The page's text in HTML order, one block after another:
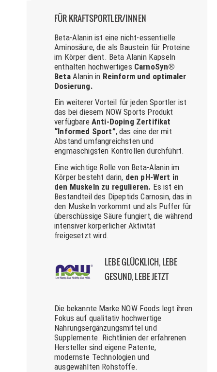
FÜR KRAFTSPORTLER/INNEN
Beta-Alanin ist eine nicht-essentielle
Aminosäure, die als Baustein für Proteine
im Körper dient. Beta Alanin Kapseln
enthalten hochwertiges CarnoSyn®
BetaAlanin in Reinform und optimaler
Dosierung.
Ein weiterer Vorteil für jeden Sportler ist
das bei diesem NOW Sports Produkt
verfügbareAnti-Doping Zertifikat
“Informed Sport”, das eine der mit
Abstand umfangreichsten und
engmaschigsten Kontrollen durchführt.
Eine wichtige Rolle von Beta-Alanin im
Körper besteht darin, den pH-Wert in
den Muskeln zu regulieren. Es ist ein
Bestandteil des Dipeptids Carnosin, das in
den Muskeln vorkommt und als Puffer für
überschüssige Säure fungiert, die während
intensiver körperlicher Aktivität
freigesetzt wird.
LEBE GLÜCKLICH, LEBE
GESUND, LEBE JETZT
Die bekannte Marke NOW Foods legt ihren
Fokus auf qualitativ hochwertige
Nahrungsergänzungsmittel und
Supplemente. Richtlinien der erfahrenen
Hersteller sind eigene Patente,
modernste Technologien und
ausgewählten Rohstoffe.